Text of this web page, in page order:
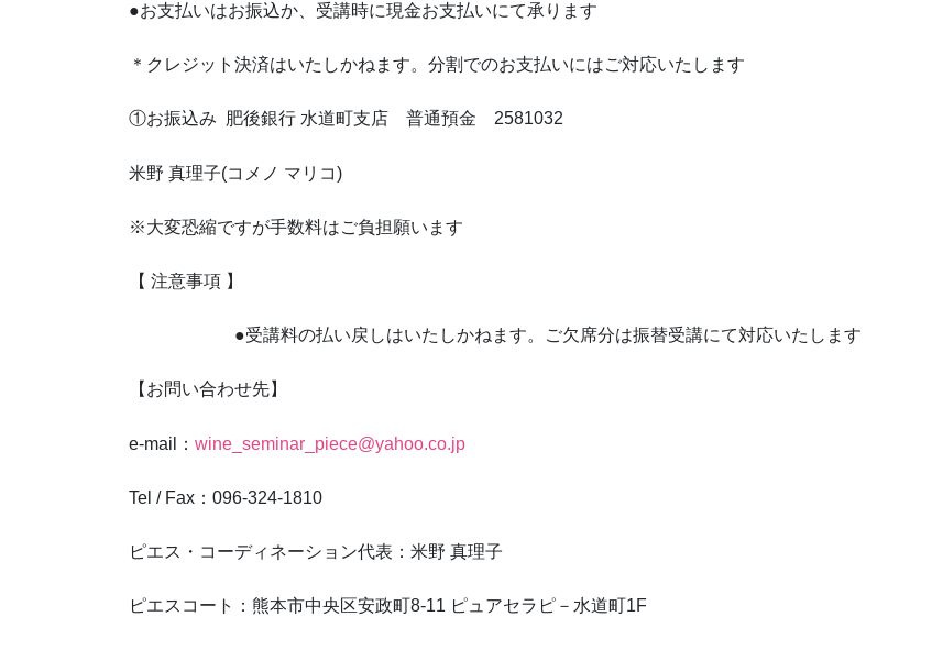
●お支払いはお振込か、受講時に現金お支払いにて承ります
＊クレジット決済はいたしかねます。分割でのお支払いにはご対応いたします
①お振込み 肥後銀行 水道町支店 普通預金 2581032
米野 真理子(コメノ マリコ)
※大変恐縮ですが手数料はご負担願います
【 注意事項 】
●受講料の払い戻しはいたしかねます。ご欠席分は振替受講にて対応いたします
【お問い合わせ先】
e-mail： wine_seminar_piece@yahoo.co.jp
Tel / Fax：096-324-1810
ピエス・コーディネーション代表：米野 真理子
ピエスコート：熊本市中央区安政町8-11 ピュアセラピ－水道町1F